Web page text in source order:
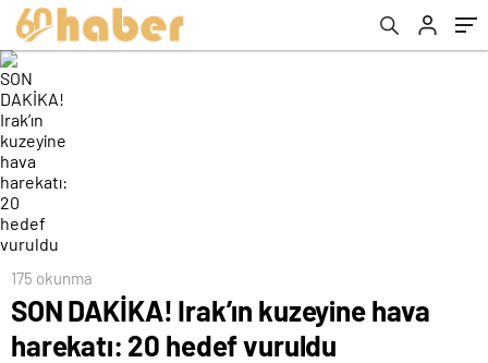
175 okunma
SON DAKİKA! Irak’ın kuzeyine hava
harekatı: 20 hedef vuruldu